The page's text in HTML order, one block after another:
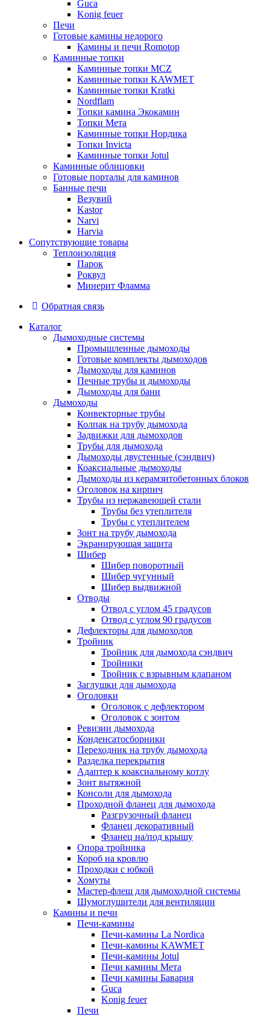
Guca
Konig feuer
Печи
Готовые камины недорого
Камины и печи Romotop
Каминные топки
Каминные топки MCZ
Каминные топки KAWMET
Каминные топки Kratki
Nordflam
Топки камина Экокамин
Топки Мета
Каминные топки Нордика
Топки Invicta
Каминные топки Jotul
Каминные облицовки
Готовые порталы для каминов
Банные печи
Везувий
Kastor
Narvi
Harvia
Сопутствующие товары
Теплоизоляция
Парок
Роквул
Минерит Фламма
Обратная связь
Каталог
Дымоходные системы
Промышленные дымоходы
Готовые комплекты дымоходов
Дымоходы для каминов
Печные трубы и дымоходы
Дымоходы для бани
Дымоходы
Конвекторные трубы
Колпак на трубу дымохода
Задвижки для дымоходов
Трубы для дымохода
Дымоходы двустенные (сэндвич)
Коаксиальные дымоходы
Дымоходы из керамзитобетонных блоков
Оголовок на кирпич
Трубы из нержавеющей стали
Трубы без утеплителя
Трубы с утеплителем
Зонт на трубу дымохода
Экранирующая защита
Шибер
Шибер поворотный
Шибер чугунный
Шибер выдвижной
Отводы
Отвод с углом 45 градусов
Отвод с углом 90 градусов
Дефлекторы для дымоходов
Тройник
Тройник для дымохода сэндвич
Тройники
Тройник с взрывным клапаном
Заглушки для дымохода
Оголовки
Оголовок с дефлектором
Оголовок с зонтом
Ревизии дымохода
Конденсатосборники
Переходник на трубу дымохода
Разделка перекрытия
Адаптер к коаксиальному котлу
Зонт вытяжной
Консоли для дымохода
Проходной фланец для дымохода
Разгрузочный фланец
Фланец декоративный
Фланец на/под крышу
Опора тройника
Короб на кровлю
Проходки с юбкой
Хомуты
Мастер-флеш для дымоходной системы
Шумоглушители для вентиляции
Камины и печи
Печи-камины
Печи-камины La Nordica
Печи-камины KAWMET
Печи-камины Jotul
Печи камины Мета
Печи камины Бавария
Guca
Konig feuer
Печи